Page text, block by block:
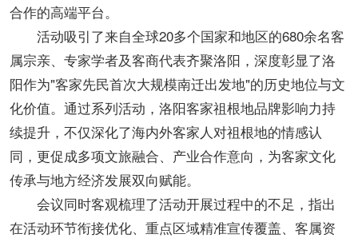
合作的高端平台。
活动吸引了来自全球20多个国家和地区的680余名客
属宗亲、专家学者及客商代表齐聚洛阳，深度彰显了洛
阳作为"客家先民首次大规模南迁出发地"的历史地位与文
化价值。通过系列活动，洛阳客家祖根地品牌影响力持
续提升，不仅深化了海内外客家人对祖根地的情感认
同，更促成多项文旅融合、产业合作意向，为客家文化
传承与地方经济发展双向赋能。
会议同时客观梳理了活动开展过程中的不足，指出
在活动环节衔接优化、重点区域精准宣传覆盖、客属资